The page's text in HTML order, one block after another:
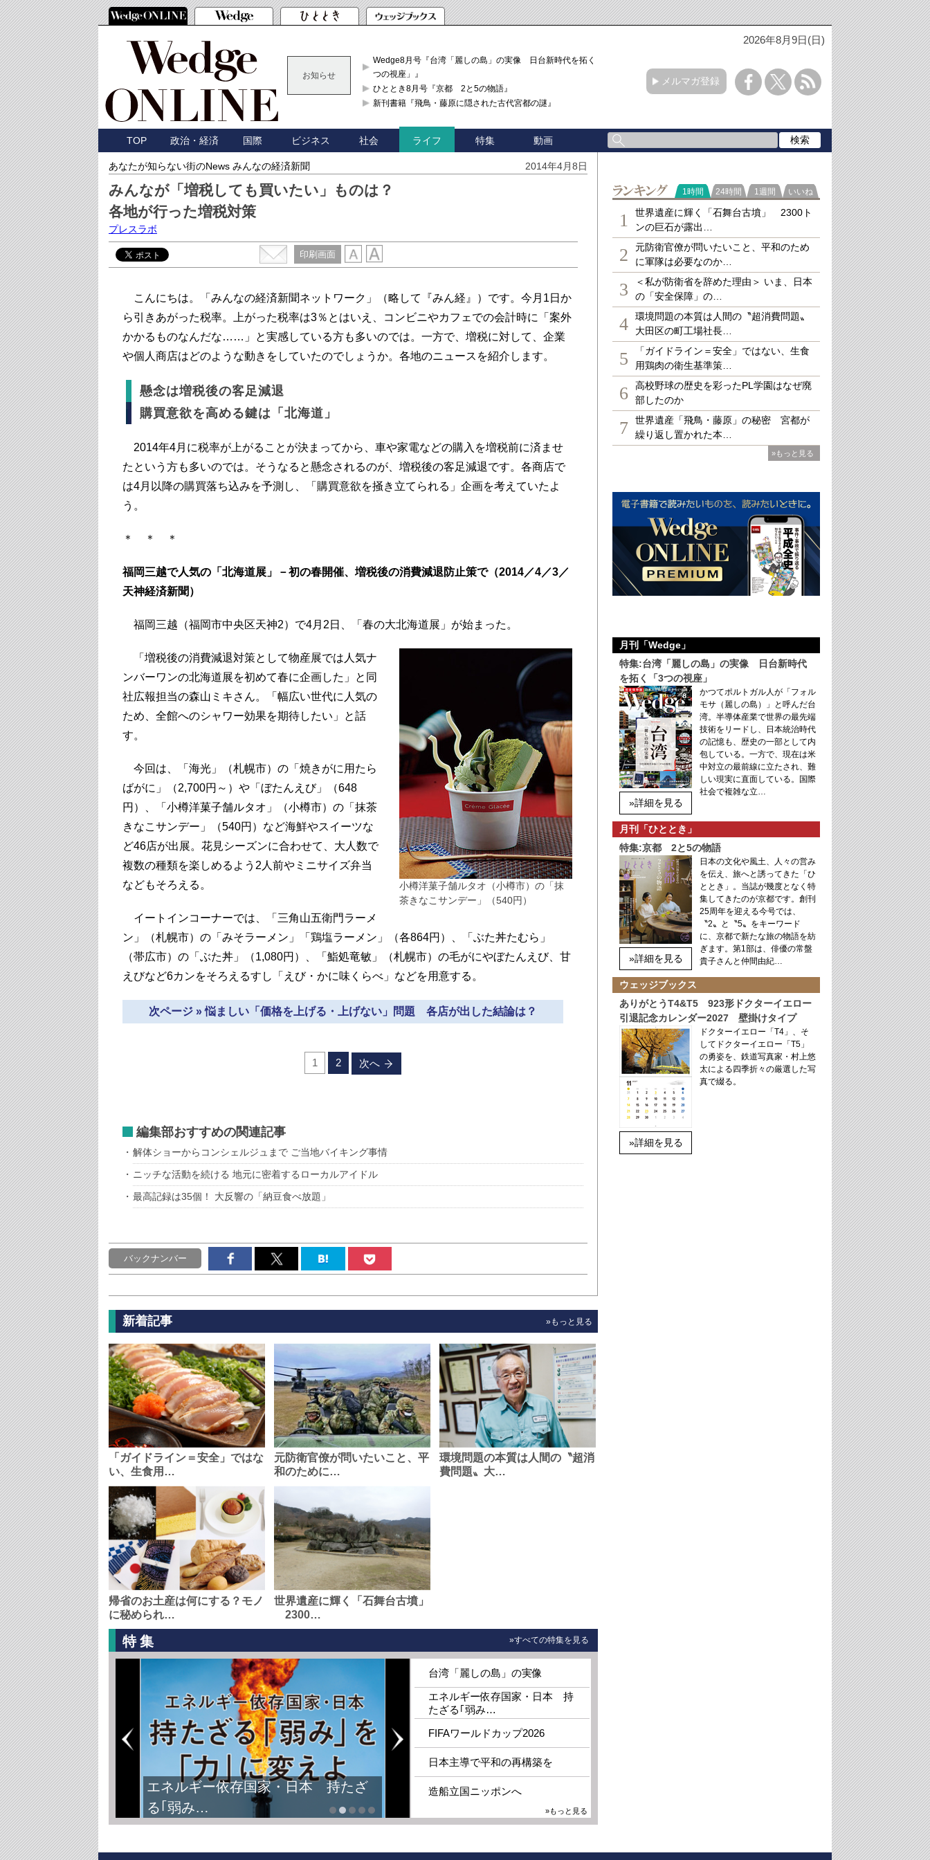
2026年8月9日(日)
お知らせ
Wedge8月号『台湾「麗しの島」の実像 日台新時代を拓く「3
つの視座」』
ひととき8月号『京都 2と5の物語』
新刊書籍『飛鳥・藤原に隠された古代宮都の謎』
メルマガ登録
TOP 政治・経済 国際 ビジネス 社会 ライフ 特集 動画
あなたが知らない街のNews みんなの経済新聞 2014年4月8日
みんなが「増税しても買いたい」ものは？
各地が行った増税対策
プレスラボ
印刷画面
こんにちは。「みんなの経済新聞ネットワーク」（略して『みん経』）です。今月1日か
ら引きあがった税率。上がった税率は3％とはいえ、コンビニやカフェでの会計時に「案外
かかるものなんだな……」と実感している方も多いのでは。一方で、増税に対して、企業
や個人商店はどのような動きをしていたのでしょうか。各地のニュースを紹介します。
懸念は増税後の客足減退
購買意欲を高める鍵は「北海道」
2014年4月に税率が上がることが決まってから、車や家電などの購入を増税前に済ませ
たという方も多いのでは。そうなると懸念されるのが、増税後の客足減退です。各商店で
は4月以降の購買落ち込みを予測し、「購買意欲を掻き立てられる」企画を考えていたよ
う。
＊ ＊ ＊
福岡三越で人気の「北海道展」－初の春開催、増税後の消費減退防止策で（2014／4／3／
天神経済新聞）
福岡三越（福岡市中央区天神2）で4月2日、「春の大北海道展」が始まった。
小樽洋菓子舗ルタオ（小樽市）の「抹
茶きなこサンデー」（540円）
「増税後の消費減退対策として物産展では人気ナ
ンバーワンの北海道展を初めて春に企画した」と同
社広報担当の森山ミキさん。「幅広い世代に人気の
ため、全館へのシャワー効果を期待したい」と話
す。
今回は、「海光」（札幌市）の「焼きがに用たら
ばがに」（2,700円～）や「ぼたんえび」（648
円）、「小樽洋菓子舗ルタオ」（小樽市）の「抹茶
きなこサンデー」（540円）など海鮮やスイーツな
ど46店が出展。花見シーズンに合わせて、大人数で
複数の種類を楽しめるよう2人前やミニサイズ弁当
などもそろえる。
イートインコーナーでは、「三角山五衛門ラーメ
ン」（札幌市）の「みそラーメン」「鶏塩ラーメン」（各864円）、「ぶた丼たむら」
（帯広市）の「ぶた丼」（1,080円）、「鮨処竜敏」（札幌市）の毛がにやぼたんえび、甘
えびなど6カンをそろえるすし「えび・かに味くらべ」などを用意する。
次ページ » 悩ましい「価格を上げる・上げない」問題 各店が出した結論は？
1 2 次へ
編集部おすすめの関連記事
解体ショーからコンシェルジュまで ご当地バイキング事情
ニッチな活動を続ける 地元に密着するローカルアイドル
最高記録は35個！ 大反響の「納豆食べ放題」
バックナンバー
新着記事 »もっと見る
「ガイドライン＝安全」ではな
い、生食用…
元防衛官僚が問いたいこと、平
和のために…
環境問題の本質は人間の〝超消
費問題〟大…
帰省のお土産は何にする？モノ
に秘められ…
世界遺産に輝く「石舞台古墳」
2300…
特集 »すべての特集を見る
エネルギー依存国家・日本 持たざ
る｢弱み…
台湾「麗しの島」の実像
エネルギー依存国家・日本 持
たざる｢弱み…
FIFAワールドカップ2026
日本主導で平和の再構築を
造船立国ニッポンへ
»もっと見る
ランキング
1時間 24時間 1週間 いいね
1
世界遺産に輝く「石舞台古墳」 2300ト
ンの巨石が露出…
2
元防衛官僚が問いたいこと、平和のため
に軍隊は必要なのか…
3
＜私が防衛省を辞めた理由＞ いま、日本
の「安全保障」の…
4
環境問題の本質は人間の〝超消費問題〟
大田区の町工場社長…
5
「ガイドライン＝安全」ではない、生食
用鶏肉の衛生基準策…
6
高校野球の歴史を彩ったPL学園はなぜ廃
部したのか
7
世界遺産「飛鳥・藤原」の秘密 宮都が
繰り返し置かれた本…
»もっと見る
月刊「Wedge」
特集:台湾「麗しの島」の実像 日台新時代
を拓く「3つの視座」
»詳細を見る
かつてポルトガル人が「フォル
モサ（麗しの島）」と呼んだ台
湾。半導体産業で世界の最先端
技術をリードし、日本統治時代
の記憶も、歴史の一部として内
包している。一方で、現在は米
中対立の最前線に立たされ、難
しい現実に直面している。国際
社会で複雑な立…
月刊「ひととき」
特集:京都 2と5の物語
»詳細を見る
日本の文化や風土、人々の営み
を伝え、旅へと誘ってきた「ひ
ととき」。当誌が幾度となく特
集してきたのが京都です。創刊
25周年を迎える今号では、
〝2〟と〝5〟をキーワード
に、京都で新たな旅の物語を紡
ぎます。第1部は、俳優の常盤
貴子さんと仲間由紀…
ウェッジブックス
ありがとうT4&T5 923形ドクターイエロー
引退記念カレンダー2027 壁掛けタイプ
»詳細を見る
ドクターイエロー「T4」、そ
してドクターイエロー「T5」
の勇姿を、鉄道写真家・村上悠
太による四季折々の厳選した写
真で綴る。